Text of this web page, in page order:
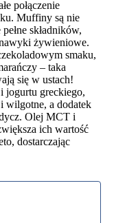
połączenie
Muffiny są nie
składników,
żywieniowe.
smaku,
– taka
się w ustach!
jogurtu greckiego,
wilgotne, a dodatek
Olej MCT i
ich wartość
dostarczając